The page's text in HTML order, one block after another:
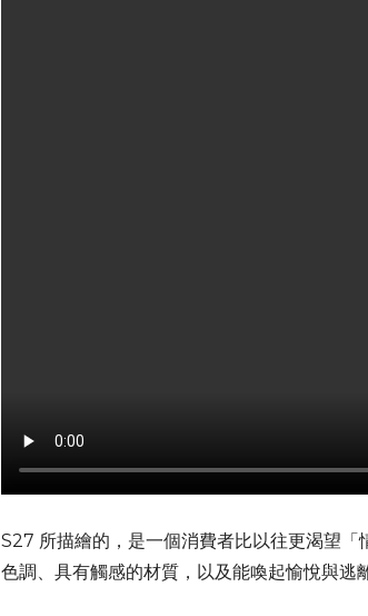
S27 所描繪的，是一個消費者比以往更渴望
色調、具有觸感的材質，以及能喚起愉悅與逃